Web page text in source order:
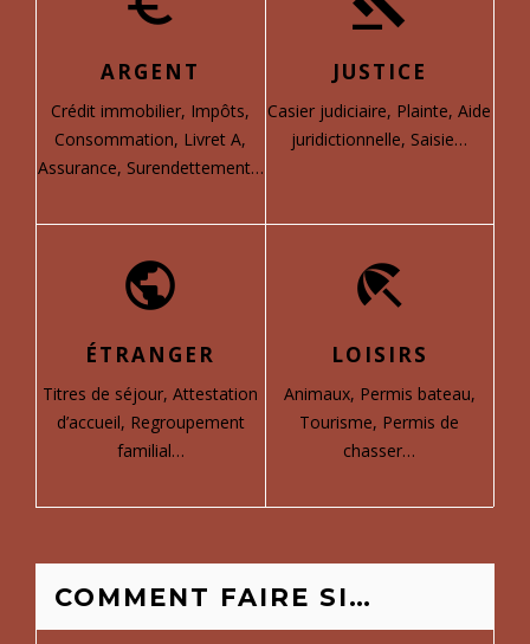
ARGENT
Crédit immobilier, Impôts,
Consommation, Livret A,
Assurance, Surendettement…
JUSTICE
Casier judiciaire, Plainte,Aide
juridictionnelle, Saisie…
public
ÉTRANGER
Titres de séjour,Attestation
d’accueil, Regroupement
familial…
beach_access
LOISIRS
Animaux, Permis bateau,
Tourisme, Permis de
chasser…
COMMENT FAIRE SI…